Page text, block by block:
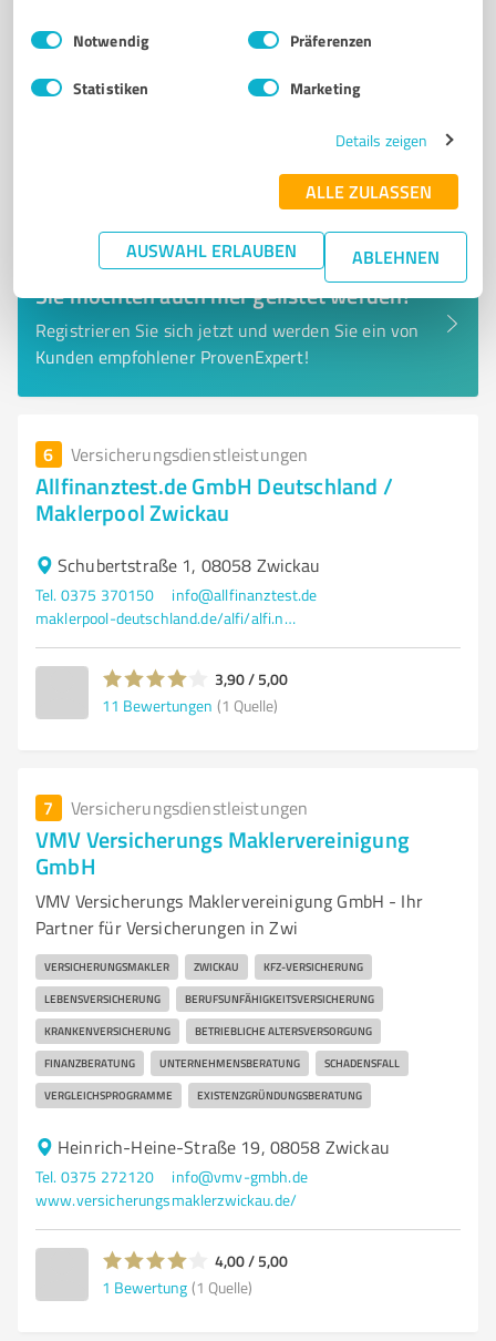
Impressum Datenschutzbestimmungen
Einwilligungsauswahl
Notwendig Präferenzen
Statistiken Marketing
Details zeigen
ALLE ZULASSEN
AUSWAHL ERLAUBEN ABLEHNEN
Sie möchten auch hier gelistet werden?
Registrieren Sie sich jetzt und werden Sie ein von
Kunden empfohlener ProvenExpert!
6 Versicherungsdienstleistungen
Allfinanztest.de GmbH Deutschland /
Maklerpool Zwickau
Schubertstraße 1, 08058 Zwickau
Tel. 0375 370150
info@allfinanztest.de
maklerpool-deutschland.de/alfi/alfi.nsf/Startseite?openform&ID=(ASTA)0
3,90 / 5,00
11 Bewertungen (1 Quelle)
7 Versicherungsdienstleistungen
VMV Versicherungs Maklervereinigung
GmbH
VMV Versicherungs Maklervereinigung GmbH - Ihr
Partner für Versicherungen in Zwi
VERSICHERUNGSMAKLER ZWICKAU KFZ-VERSICHERUNG
LEBENSVERSICHERUNG BERUFSUNFÄHIGKEITSVERSICHERUNG
KRANKENVERSICHERUNG BETRIEBLICHE ALTERSVERSORGUNG
FINANZBERATUNG UNTERNEHMENSBERATUNG SCHADENSFALL
VERGLEICHSPROGRAMME EXISTENZGRÜNDUNGSBERATUNG
Heinrich-Heine-Straße 19, 08058 Zwickau
Tel. 0375 272120
info@vmv-gmbh.de
www.versicherungsmaklerzwickau.de/
4,00 / 5,00
1 Bewertung (1 Quelle)